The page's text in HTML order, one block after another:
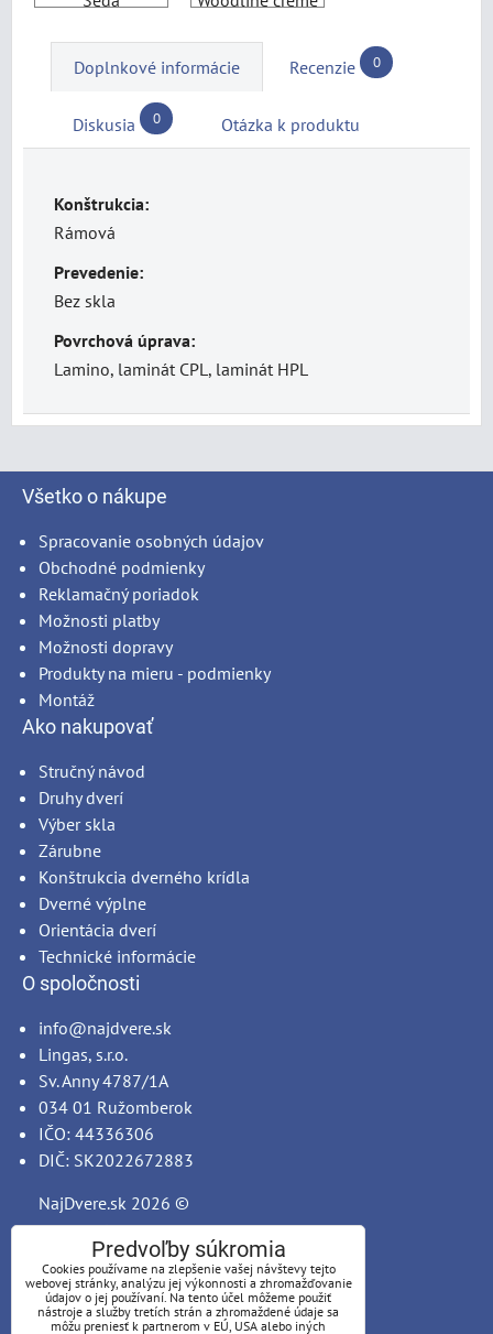
Doplnkové informácie Recenzie 0
Diskusia 0 Otázka k produktu
Konštrukcia:
Rámová
Prevedenie:
Bez skla
Povrchová úprava:
Lamino, laminát CPL, laminát HPL
Všetko o nákupe
Spracovanie osobných údajov
Obchodné podmienky
Reklamačný poriadok
Možnosti platby
Možnosti dopravy
Produkty na mieru - podmienky
Montáž
Ako nakupovať
Stručný návod
Druhy dverí
Výber skla
Zárubne
Konštrukcia dverného krídla
Dverné výplne
Orientácia dverí
Technické informácie
O spoločnosti
info@najdvere.sk
Lingas, s.r.o.
Sv. Anny 4787/1A
034 01 Ružomberok
IČO: 44336306
DIČ: SK2022672883
NajDvere.sk 2026 ©
Predvoľby súkromia
Cookies používame na zlepšenie vašej návštevy tejto
webovej stránky, analýzu jej výkonnosti a zhromažďovanie
údajov o jej používaní. Na tento účel môžeme použiť
nástroje a služby tretích strán a zhromaždené údaje sa
môžu preniesť k partnerom v EÚ, USA alebo iných